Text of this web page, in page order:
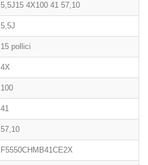
5,5J15 4X100 41 57,10
5,5J
15 pollici
4X
100
41
57,10
F5550CHMB41CE2X